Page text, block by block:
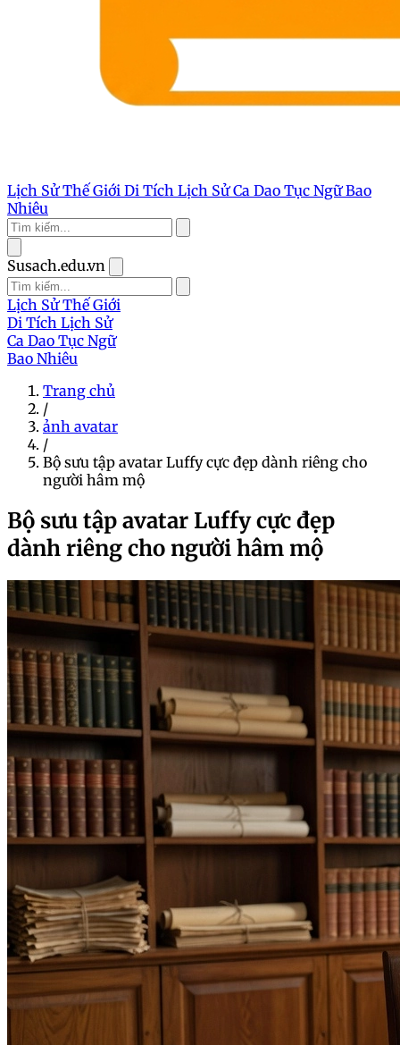
Lịch Sử Thế Giới Di Tích Lịch SửCa Dao Tục NgữBao
Nhiêu
Susach.edu.vn
Lịch Sử Thế Giới
Di Tích Lịch Sử
Ca Dao Tục Ngữ
Bao Nhiêu
Trang chủ
/
ảnh avatar
/
Bộ sưu tập avatar Luffy cực đẹp dành riêng cho
người hâm mộ
Bộ sưu tập avatar Luffy cực đẹp
dành riêng cho người hâm mộ